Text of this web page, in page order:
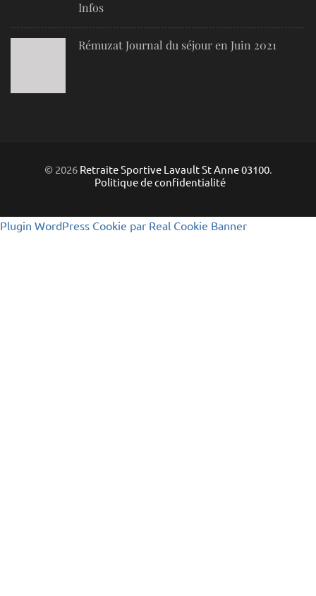
Infos
Rémuzat Journal du séjour en Juin 2021
© 2026 Retraite Sportive Lavault St Anne 03100.
Politique de confidentialité
Plugin WordPress Cookie par Real Cookie Banner